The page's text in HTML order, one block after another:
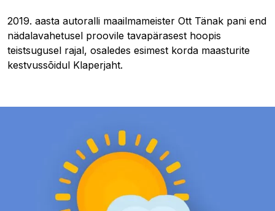
2019. aasta autoralli maailmameister Ott Tänak pani end
nädalavahetusel proovile tavapärasest hoopis
teistsugusel rajal, osaledes esimest korda maasturite
kestvussõidul Klaperjaht.